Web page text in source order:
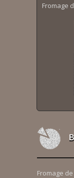
Fromage
Fromage